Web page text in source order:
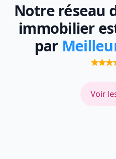
Notre réseau
immobilier
par
Voir